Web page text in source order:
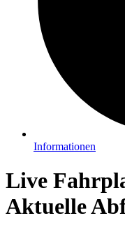
Informationen
Live
Aktuelle